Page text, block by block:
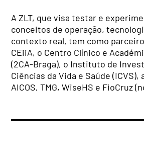
A ZLT, que visa testar e
conceitos de operação,
contexto real, tem como
CEiiA, o Centro Clínico e
(2CA-Braga), o Instituto de
Ciências da Vida e Saúde (ICVS),
AICOS, TMG, WiseHS e FioCruz